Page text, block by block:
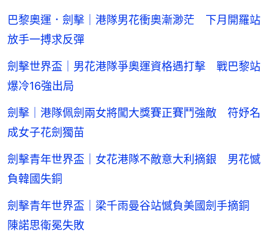
巴黎奧運．劍擊｜港隊男花衝奧漸渺茫 下月開羅站
放手一搏求反彈
劍擊世界盃｜男花港隊爭奧運資格遇打擊 戰巴黎站
爆冷16強出局
劍擊｜港隊佩劍兩女將闖大獎賽正賽鬥強敵 符妤名
成女子花劍獨苗
劍擊青年世界盃｜女花港隊不敵意大利摘銀 男花憾
負韓國失銅
劍擊青年世界盃｜梁千雨曼谷站憾負美國劍手摘銅
陳諾思衛冕失敗